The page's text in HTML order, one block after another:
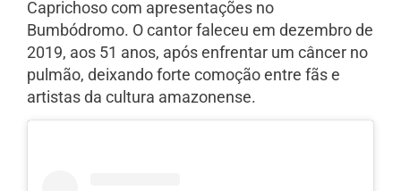
Caprichoso com apresentações no
Bumbódromo. O cantor faleceu em dezembro de
2019, aos 51 anos, após enfrentar um câncer no
pulmão, deixando forte comoção entre fãs e
artistas da cultura amazonense.